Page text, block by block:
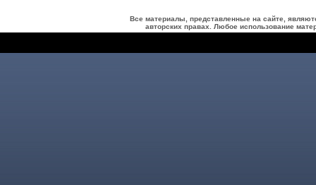
Все материалы, представленные на сайте,
авторских правах. Любое использование